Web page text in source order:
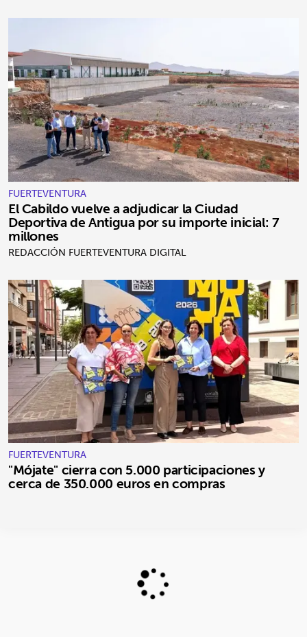
FUERTEVENTURA
El Cabildo vuelve a adjudicar la Ciudad
Deportiva de Antigua por su importe inicial: 7
millones
REDACCIÓN FUERTEVENTURA DIGITAL
FUERTEVENTURA
"Mójate" cierra con 5.000 participaciones y
cerca de 350.000 euros en compras